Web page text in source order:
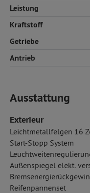
Leistung
Kraftstoff
Getriebe
Antrieb
Ausstattung
Exterieur
Leichtmetallfelgen 16
Start-Stopp System
Außenspiegel elekt.
Reifenpannenset